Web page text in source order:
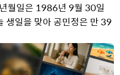
월일은 1986년 9월 30일
생일을 맞아 공민정은 만 39